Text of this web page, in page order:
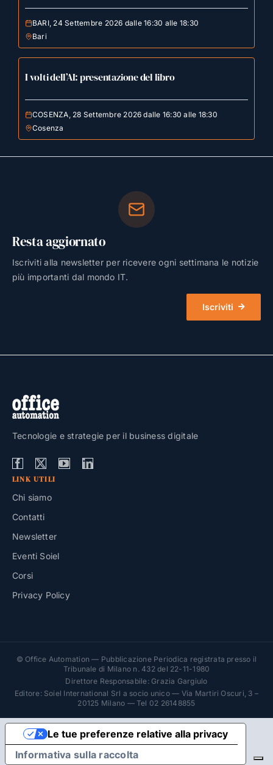
BARI, 24 Settembre 2026 dalle 16:30 alle 18:30
Bari
I volti dell’AI: presentazione del libro
COSENZA, 28 Settembre 2026 dalle 16:30 alle 18:30
Cosenza
Resta aggiornato
Iscriviti alla newsletter per ricevere ogni settimana le notizie
più importanti dal mondo IT.
Iscriviti
Tecnologie e strategie per il business digitale
LINK UTILI
Chi siamo
Contatti
Newsletter
Eventi Soiel
Corsi
Privacy Policy
© Office Automation — Pubblicazione Periodica registrata presso il
Tribunale di Milano n. 432 del 22-11-1980
Direttore Responsabile: Grazia Gargiulo
Editore: Soiel International Srl a socio unico — Via Martiri Oscuri, 3 –
20125 Milano — Tel 02 26148855
Informativa sulla raccolta
Le tue preferenze relative alla privacy